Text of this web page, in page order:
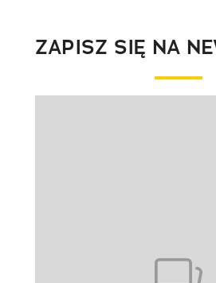
ZAPISZ SIĘ NA